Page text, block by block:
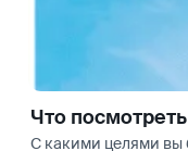
Что
С какими целями вы